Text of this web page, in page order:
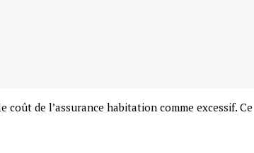
coût de l’assurance habitation comme excessif. Ce